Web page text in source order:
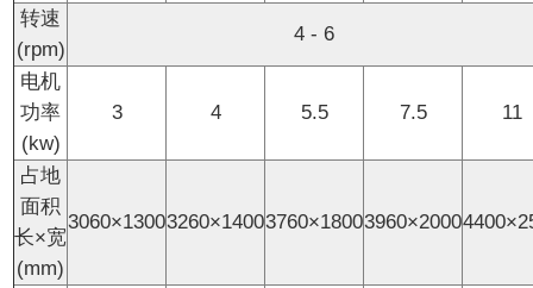
转速
(rpm)
4 - 6
电机
功率
(kw)
3 4 5.5 7.5 11
占地
面积
长×宽
(mm)
3060×13003260×14003760×18003960×2000